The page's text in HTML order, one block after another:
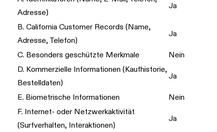
Adresse)
Ja
B. California Customer Records (Name,
Adresse, Telefon)
Ja
C. Besonders geschützte Merkmale
Nein
D. Kommerzielle Informationen (Kaufhistorie,
Bestelldaten)
Ja
E. Biometrische Informationen
Nein
F. Internet- oder Netzwerkaktivität
(Surfverhalten, Interaktionen)
Ja